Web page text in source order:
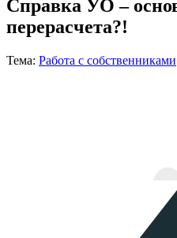
Справка УО –
перерасчета?!
Тема: Работа с собственниками